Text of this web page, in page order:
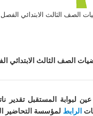
الثالث الابتدائي الفصل
لبوابة المستقبل تقدير
الرابط لمؤسسة التحاضير